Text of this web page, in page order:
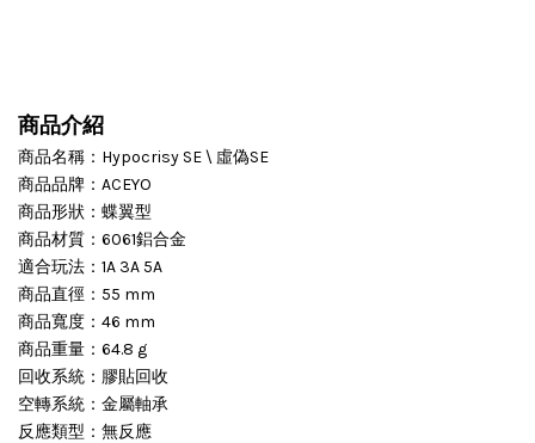
商品介紹
商品名稱：Hypocrisy SE \ 虛偽SE
商品品牌：ACEYO
商品形狀：蝶翼型
商品材質：6061鋁合金
適合玩法： 1A 3A 5A
商品直徑：55 mm
商品寬度：46 mm
商品重量：64.8 g
回收系統：膠貼回收
空轉系統：金屬軸承
反應類型：無反應